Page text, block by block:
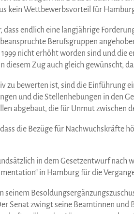
kein Wettbewerbsvorteil für
dass endlich eine langjährige
Berufsgruppen
1999 nicht erhöht worden sind und
diesem Zug auch gleich gewünscht,
zu bewerten ist, sind die Einführung
und die Stellenhebungen in den
abgebaut, die für Unmut zwischen
die Bezüge für Nachwuchskräfte
in dem Gesetzentwurf nach
in Hamburg für die
seinem
Senat zwingt seine Beamtinnen und